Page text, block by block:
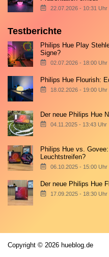
22.07.2026 - 10:31 Uhr
Testberichte
Philips Hue Play
Signe?
02.07.2026 - 18:00 Uhr
Philips Hue Flourish:
18.02.2026 - 19:00 Uhr
Der neue Philips Hue
04.11.2025 - 13:43 Uhr
Philips Hue vs.
Leuchtstreifen?
06.10.2025 - 15:00 Uhr
Der neue Philips Hue
17.09.2025 - 18:30 Uhr
Copyright © 2026 hueblog.de